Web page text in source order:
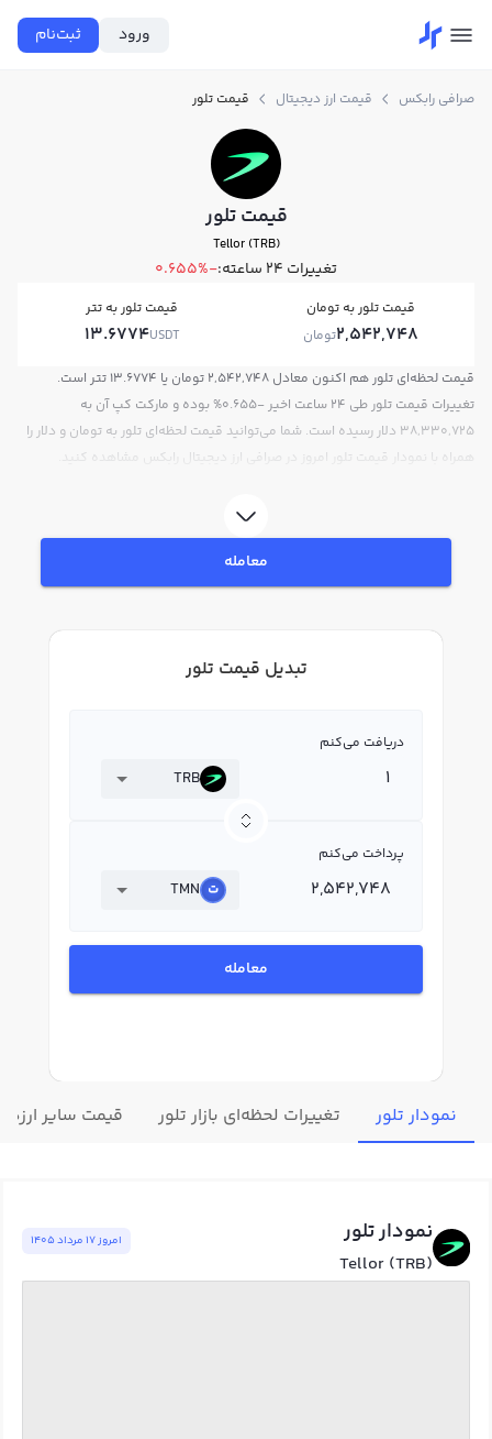
ورود ثبت‌نام
صرافی رابکس قیمت ارز دیجیتال قیمت تلور
قیمت تلور
Tellor (TRB)
تغییرات ۲۴ ساعته: -0.655%
قیمت تلور به تومان
2,542,748تومان
قیمت تلور به تتر
13.6774USDT
قیمت لحظه‌ای تلور هم اکنون معادل 2,542,748 تومان یا 13.6774 تتر است.
تغییرات قیمت تلور طی 24 ساعت اخیر -0.655% بوده و مارکت کپ آن به
38,330,725 دلار رسیده است. شما می‌توانید قیمت لحظه‌ای تلور به تومان و دلار را
همراه با نمودار قیمت تلور امروز در صرافی ارز دیجیتال رابکس مشاهده کنید.
معامله
تبدیل قیمت تلور
دریافت می‌کنم
TRB
پرداخت می‌کنم
TMN
معامله
نمودار تلور تغییرات لحظه‌ای بازار تلور قیمت سایر
نمودار تلور
Tellor (TRB)
امروز ١٧ مرداد ١٤٠٥